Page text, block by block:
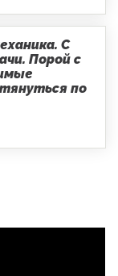
С
Порой с
по